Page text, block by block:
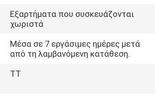
Εξαρτήματα που συσκευάζονται
χωριστά
Μέσα σε 7 εργάσιμες ημέρες μετά
από τη λαμβανόμενη κατάθεση.
TT